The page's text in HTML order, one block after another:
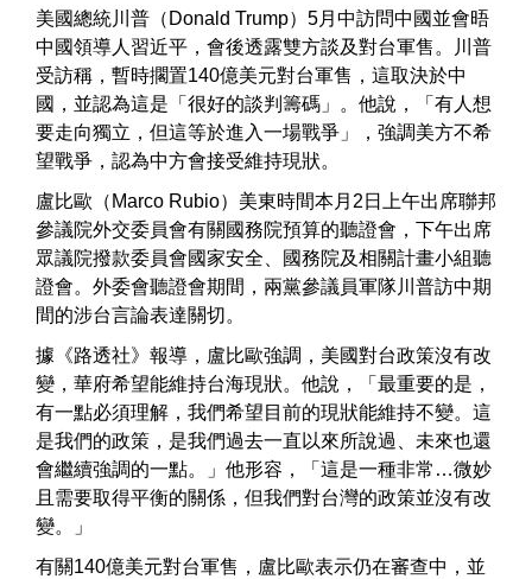
美國總統川普（Donald Trump）5月中訪問中國並會晤
中國領導人習近平，會後透露雙方談及對台軍售。川普
受訪稱，暫時擱置140億美元對台軍售，這取決於中
國，並認為這是「很好的談判籌碼」。他說，「有人想
要走向獨立，但這等於進入一場戰爭」，強調美方不希
望戰爭，認為中方會接受維持現狀。
盧比歐（Marco Rubio）美東時間本月2日上午出席聯邦
參議院外交委員會有關國務院預算的聽證會，下午出席
眾議院撥款委員會國家安全、國務院及相關計畫小組聽
證會。外委會聽證會期間，兩黨參議員軍隊川普訪中期
間的涉台言論表達關切。
據《路透社》報導，盧比歐強調，美國對台政策沒有改
變，華府希望能維持台海現狀。他說，「最重要的是，
有一點必須理解，我們希望目前的現狀能維持不變。這
是我們的政策，是我們過去一直以來所說過、未來也還
會繼續強調的一點。」他形容，「這是一種非常…微妙
且需要取得平衡的關係，但我們對台灣的政策並沒有改
變。」
有關140億美元對台軍售，盧比歐表示仍在審查中，並